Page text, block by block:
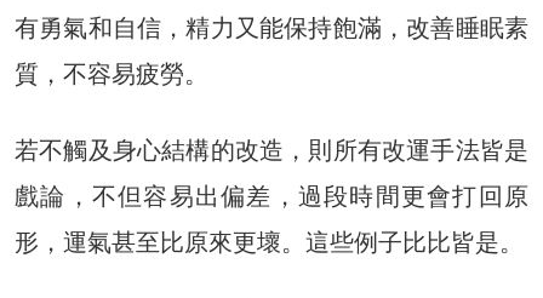
有勇氣和自信，精力又能保持飽滿，改善睡眠素
質，不容易疲勞。
若不觸及身心結構的改造，則所有改運手法皆是
戲論，不但容易出偏差，過段時間更會打回原
形，運氣甚至比原來更壞。這些例子比比皆是。